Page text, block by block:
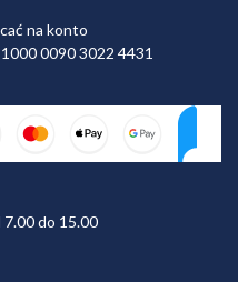
na konto
0090 3022 4431
do 15.00